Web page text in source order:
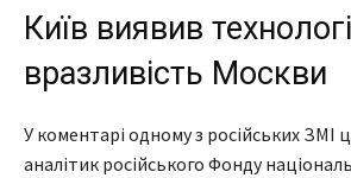
Київ виявив
вразливість Москви
У коментарі одному з російських ЗМІ
аналітик російського Фонду